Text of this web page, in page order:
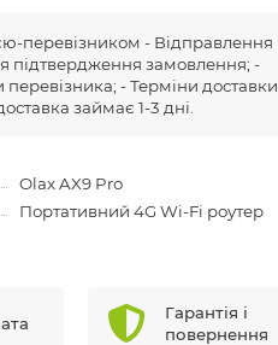
перевізником - Відправлення
підтвердження замовлення; -
- Терміни доставки
займає 1-3 дні.
Olax AX9 Pro
Портативний 4G Wi-Fi роутер
Гарантія і
повернення